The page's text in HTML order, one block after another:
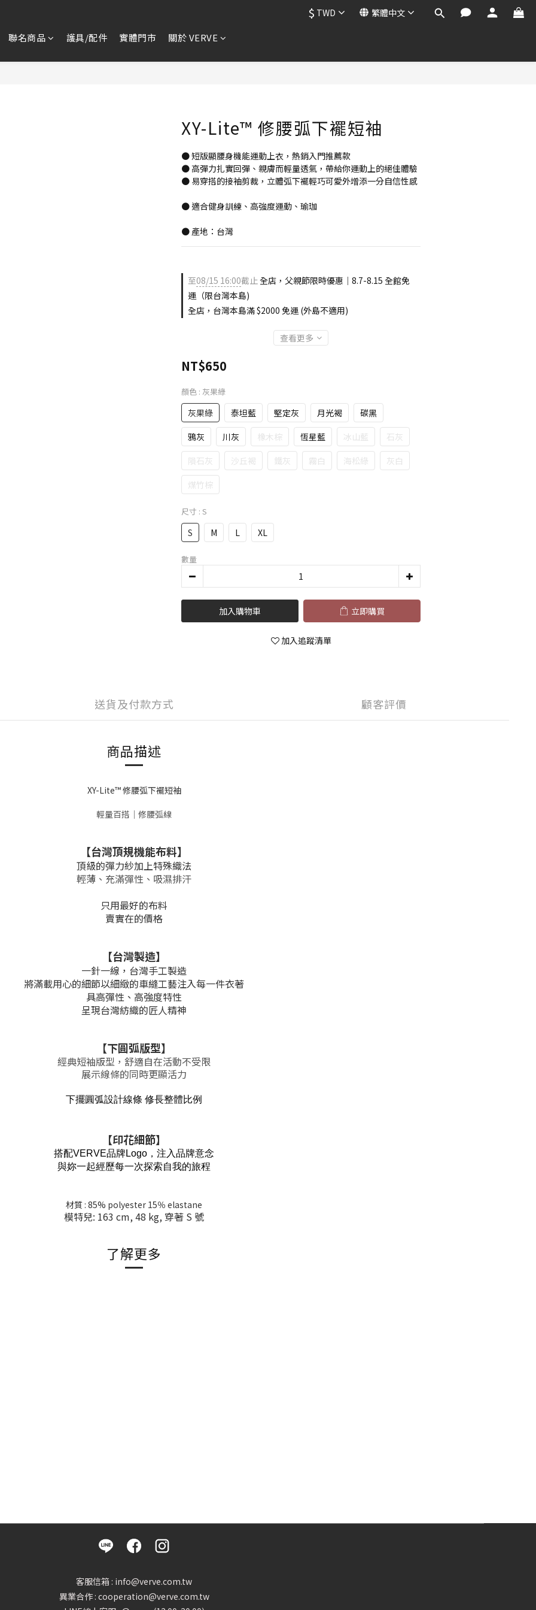
$ TWD 繁體中文
聯名商品 護具/配件 實體門市 關於 VERVE
XY-Lite™ 修腰弧下襬短袖
● 短版顯腰身機能運動上衣，熱銷入門推薦款
● 高彈力扎實回彈、親膚而輕量透氣，帶給你運動上的絕佳體驗
● 易穿搭的接袖剪裁，立體弧下襬輕巧可愛外增添一分自信性感
● 適合健身訓練、高強度運動、瑜珈
● 產地：台灣
至08/15 16:00截止全店，父親節限時優惠｜8.7-8.15 全館免
運（限台灣本島)
全店，台灣本島滿 $2000 免運 (外島不適用)
查看更多
NT$650
顏色 : 灰果綠
灰果綠 泰坦藍 堅定灰 月光褐
碳黑
鴉灰
川灰 橡木棕 恆星藍 冰山藍
石灰
隕石灰
沙丘褐 鐵灰 霧白 海松綠
灰白
煤竹棕
尺寸 : S
S M L XL
數量
加入購物車 立即購買
加入追蹤清單
送貨及付款方式 顧客評價
商品描述
XY-Lite™ 修腰弧下襬短袖
輕量百搭｜修腰弧線
【台灣頂規機能布料】
頂級的彈力紗加上特殊織法
輕薄、充滿彈性、吸濕排汗
只用最好的布料
賣實在的價格
【台灣製造】
一針一線， 台灣手工製造
將滿載用心的細節以細緻的車縫工藝注入每一件衣著
具高彈性、高強度特性
呈現台灣紡織的匠人精神
【下圓弧版型】
經典短袖版型，舒適自在活動不受限
展示線條的同時更顯活力
下擺圓弧設計線條 修長整體比例
【印花細節】
搭配VERVE品牌Logo，注入品牌意念
與妳一起經歷每一次探索自我的旅程
材質 : 85% polyester 15％ elastane
模特兒: 163 cm, 48 kg, 穿著 S 號
了解更多
客服信箱 : info@verve.com.tw
異業合作 : cooperation@verve.com.tw